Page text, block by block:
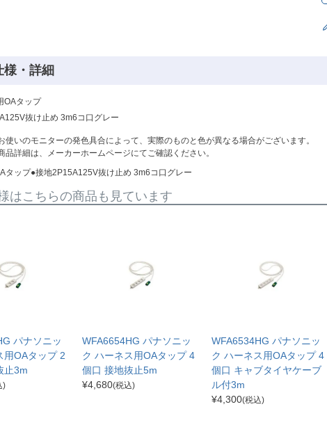
様・詳細
OAタップ
抜け止め 3m6コ口グレー
いのモニターの発色具合によって、実際のものと色が異なる場合がございます。
詳細は、メーカーホームページにてご確認ください。
タップ●接地2P15A125V抜け止め 3m6コ口グレー
はこちらの商品も見ています
パナソニッ
用OAタップ 2
止3m
)
WFA6654HG パナソニッ
ク ハーネス用OAタップ 4
個口 接地抜止5m
¥4,680(税込)
WFA6534HG パナソニッ
ク ハーネス用OAタップ 4
個口 キャブタイヤケーブ
ル付3m
¥4,300(税込)